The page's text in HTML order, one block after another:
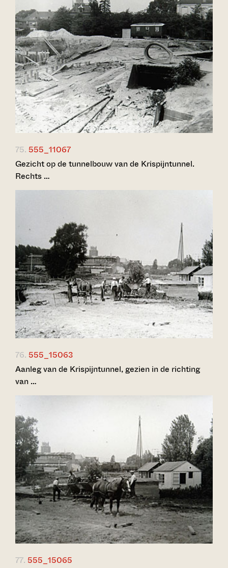
75. 555_11067
Gezicht op de tunnelbouw van de Krispijntunnel.
Rechts …
76. 555_15063
Aanleg van de Krispijntunnel, gezien in de richting
van …
77. 555_15065